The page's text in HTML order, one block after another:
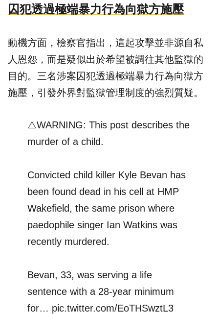
囚犯透過極端暴力行為向獄方施壓
動機方面，檢察官指出，這起攻擊並非源自私
人恩怨，而是疑似出於希望被調往其他監獄的
目的。三名涉案囚犯透過極端暴力行為向獄方
施壓，引發外界對監獄管理制度的強烈質疑。
⚠️WARNING: This post describes the
murder of a child.
Convicted child killer Kyle Bevan has
been found dead in his cell at HMP
Wakefield, the same prison where
paedophile singer Ian Watkins was
recently murdered.
Bevan, 33, was serving a life
sentence with a 28-year minimum
for… pic.twitter.com/EoTHSwztL3